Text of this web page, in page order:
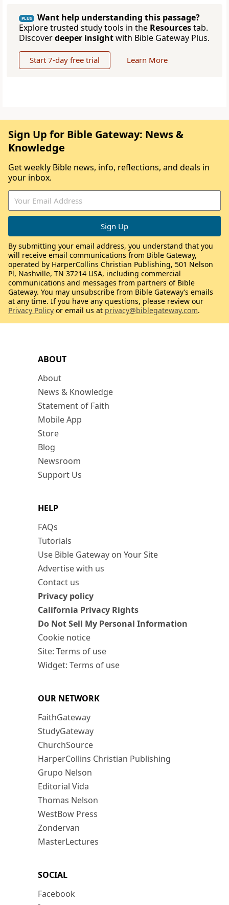
PLUS
Want help understanding this passage?
Explore trusted study tools in the Resourcestab.
Discoverdeeper insightwith Bible Gateway Plus.
Start 7-day free trial Learn More
ABOUT
About
News & Knowledge
Statement of Faith
Mobile App
Store
Blog
Newsroom
Support Us
HELP
FAQs
Tutorials
Use Bible Gateway on Your Site
Advertise with us
Contact us
Privacy policy
California Privacy Rights
Do Not Sell My Personal Information
Cookie notice
Site: Terms of use
Widget: Terms of use
OUR NETWORK
FaithGateway
StudyGateway
ChurchSource
HarperCollins Christian Publishing
Grupo Nelson
Editorial Vida
Thomas Nelson
WestBow Press
Zondervan
MasterLectures
SOCIAL
Facebook
Sign Up for Bible Gateway: News &
Knowledge
Get weekly Bible news, info, reflections, and deals in
your inbox.
By submitting your email address, you understand that you
will receive email communications from Bible Gateway,
operated by HarperCollins Christian Publishing, 501 Nelson
Pl, Nashville, TN 37214 USA, including commercial
communications and messages from partners of Bible
Gateway. You may unsubscribe from Bible Gateway’s emails
at any time. If you have any questions, please review our
Privacy Policy or email us at privacy@biblegateway.com.